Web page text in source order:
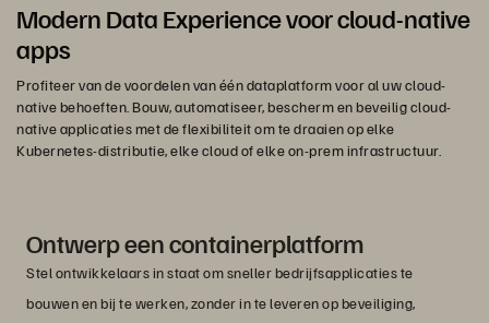
Modern Data Experience voor cloud-native
apps
Profiteer van de voordelen van één dataplatform voor al uw cloud-
native behoeften. Bouw, automatiseer, bescherm en beveilig cloud-
native applicaties met de flexibiliteit om te draaien op elke
Kubernetes-distributie, elke cloud of elke on-prem infrastructuur.
Ontwerp een containerplatform
Stel ontwikkelaars in staat om sneller bedrijfsapplicaties te
bouwen en bij te werken, zonder in te leveren op beveiliging,